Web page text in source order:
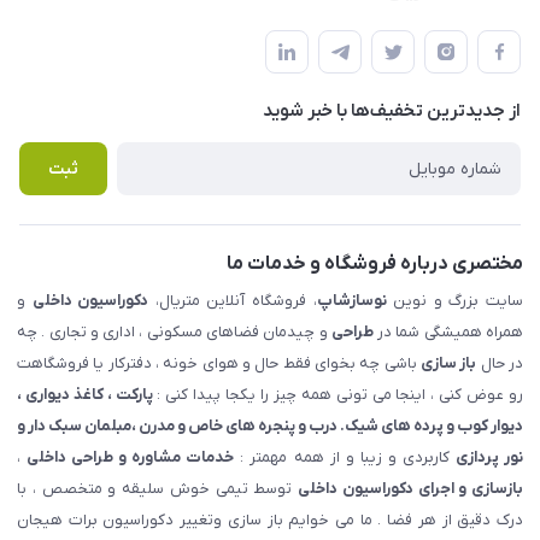
املاک مدنی - نوساز شاپ
لیست محصولات
درباره ما
قوانین و مقررات
حریم خصوصی
راهنما
پرسش های متداول
از جدید‌ترین تخفیف‌ها با‌ خبر شوید
ثبت
مختصری درباره فروشگاه و خدمات ما
سایت بزرگ و نویننوسازشاپ، فروشگاه آنلاین متریال، دکوراسیون داخلی و
همراه همیشگی شما درطراحی و چیدمان فضاهای مسکونی ، اداری و تجاری . چه
در حال باز سازی باشی چه بخوای فقط حال و هوای خونه ، دفترکار یا فروشگاهت
رو عوض کنی ، اینجا می تونی همه چیز را یکجا پیدا کنی :پارکت ، کاغذ دیواری ،
دیوار کوب و پرده های شیک. درب و پنجره های خاص و مدرن ،مبلمان سبک دار و
نور پردازی کاربردی و زیبا و از همه مهمتر : خدمات مشاوره و طراحی داخلی ،
بازسازی و اجرای دکوراسیون داخلی توسط تیمی خوش سلیقه و متخصص ، با
درک دقیق از هر فضا . ما می خوایم باز سازی وتغییر دکوراسیون برات هیجان